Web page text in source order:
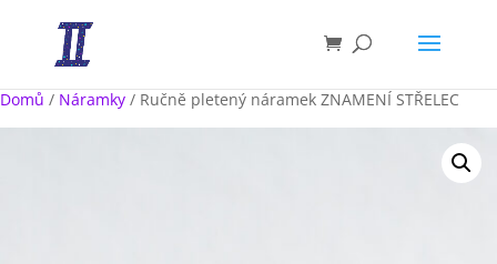
Domů / Náramky / Ručně pletený náramek ZNAMENÍ STŘELEC